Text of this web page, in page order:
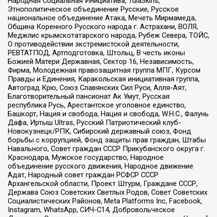
Этнополитическое объединение Русские, Русское
национальное объединение Атака, Мечеть Мирмамеда,
Община Коренного Русского народа г. Астрахани, ВОЛЯ,
Меджлис крымскотатарского народа, Рубеж Севера, ТОЙС,
О противодействии экстремистской деятельности,
РЕВТАТПОД, Артподготовка, Штольц, В честь иконы
Божией Матери Державная, Сектор 16, Независимость,
Фирма, Молодежная правозащитная группа МПГ, Курсом
Правды и Единения, Каракольская инициативная группа,
Автоград Крю, Союз Славянских Сил Руси, Алля-Аят,
Благотворительный пансионат Ак Умут, Русская
республика Русь, Арестантское уголовное единство,
Башкорт, Нация и свобода, Нация и свобода, W.H.С., Фалунь
Дафа, Иртыш Ultras, Русский Патриотический клуб-
Новокузнецк/РПК, Сибирский державный союз, Фонд
борьбы с коррупцией, Фонд защиты прав граждан, Штабы
Навального, Совет граждан СССР Прикубанского округа г.
Краснодара, Мужское государство, Народное
объединение русского движения, Народное движение
Адат, Народный совет граждан РСФСР СССР
Архангельской области, Проект Штурм, Граждане СССР,
Держава Союз Советских Светлых Родов, Совет Советских
Социалистических Районов, Meta Platforms Inc, Facebook,
Instagram, WhatsApp, СИЧ-С14, Добровольческое